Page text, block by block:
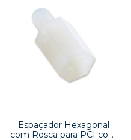
Espaçador Hexagonal
com Rosca para PCI com